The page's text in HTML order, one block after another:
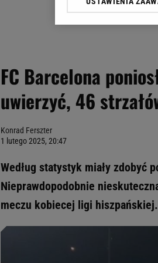
FC Barcelona
uwierzyć, 46
Konrad Ferszter
1 lutego 2025, 20:47
Według statystyk miały zdobyć
Nieprawdopodobnie
meczu kobiecej ligi
Klikając „Akceptuję”
Zaufanych Partnerów i
My, nasi Zaufani
Użycie dokładnych
Przechowywanie